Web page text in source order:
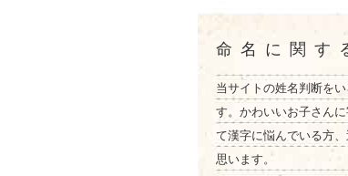
命名に関す
当サイトの姓名判断を
す。かわいいお子さん
て漢字に悩んでいる方
思います。